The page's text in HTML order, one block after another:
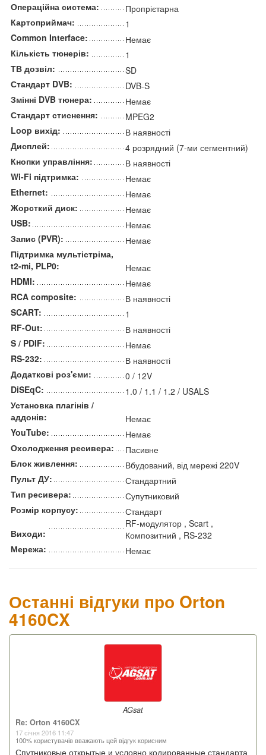
Операційна система:
Пропрієтарна
Картоприймач:
1
Common Interface:
Немає
Кількість тюнерів:
1
ТВ дозвіл:
SD
Стандарт DVB:
DVB-S
Змінні DVB тюнера:
Немає
Стандарт стиснення:
MPEG2
Loop вихід:
В наявності
Дисплей:
4 розрядний (7-ми сегментний)
Кнопки управління:
В наявності
Wi-Fi підтримка:
Немає
Ethernet:
Немає
Жорсткий диск:
Немає
USB:
Немає
Запис (PVR):
Немає
Підтримка мультістріма,
t2-mi, PLP0:
Немає
HDMI:
Немає
RCA composite:
В наявності
SCART:
1
RF-Out:
В наявності
S / PDIF:
Немає
RS-232:
В наявності
Додаткові роз'єми:
0 / 12V
DiSEqC:
1.0 / 1.1 / 1.2 / USALS
Установка плагінів /
аддонів:
Немає
YouTube:
Немає
Охолодження ресивера:
Пасивне
Блок живлення:
Вбудований, від мережі 220V
Пульт ДУ:
Стандартний
Тип ресивера:
Супутниковий
Розмір корпусу:
Стандарт
Виходи:
RF-модулятор , Scart ,
Композитний , RS-232
Мережа:
Немає
Останні відгуки про Orton
4160CX
AGsat
Re: Orton 4160CX
17 січня 2016 11:47
100% користувачів вважають цей відгук корисним
Спутниковые открытые и условно кодированные стандарта